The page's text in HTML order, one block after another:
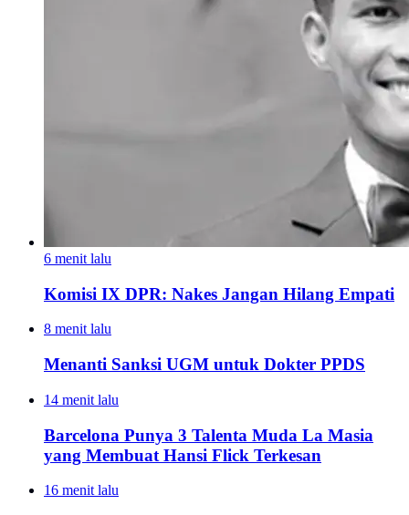
6 menit lalu
Komisi IX DPR: Nakes Jangan Hilang Empati
8 menit lalu
Menanti Sanksi UGM untuk Dokter PPDS
14 menit lalu
Barcelona Punya 3 Talenta Muda La Masia
yang Membuat Hansi Flick Terkesan
16 menit lalu